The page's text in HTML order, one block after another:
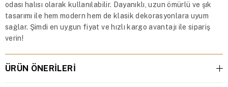
odası halısı olarak kullanılabilir. Dayanıklı, uzun ömürlü ve şık
tasarımı ile hem modern hem de klasik dekorasyonlara uyum
sağlar. Şimdi en uygun fiyat ve hızlı kargo avantajı ile sipariş
verin!
ÜRÜN ÖNERILERI